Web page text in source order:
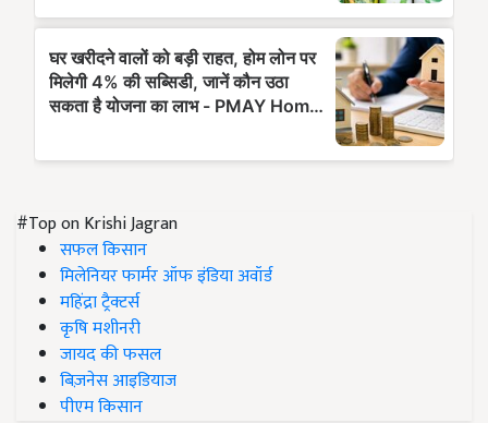
#Top on Krishi Jagran
सफल किसान
मिलेनियर फार्मर ऑफ इंडिया अवॉर्ड
महिंद्रा ट्रैक्टर्स
कृषि मशीनरी
जायद की फसल
बिज़नेस आइडियाज
पीएम किसान